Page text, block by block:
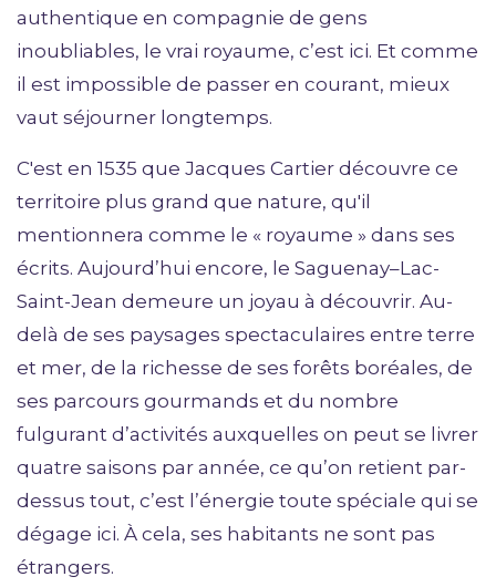
authentique en compagnie de gens
inoubliables, le vrai royaume, c’est ici. Et comme
il est impossible de passer en courant, mieux
vaut séjourner longtemps.
C'est en 1535 que Jacques Cartier découvre ce
territoire plus grand que nature, qu'il
mentionnera comme le « royaume » dans ses
écrits. Aujourd’hui encore, le Saguenay–Lac-
Saint-Jean demeure un joyau à découvrir. Au-
delà de ses paysages spectaculaires entre terre
et mer, de la richesse de ses forêts boréales, de
ses parcours gourmands et du nombre
fulgurant d’activités auxquelles on peut se livrer
quatre saisons par année, ce qu’on retient par-
dessus tout, c’est l’énergie toute spéciale qui se
dégage ici. À cela, ses habitants ne sont pas
étrangers.